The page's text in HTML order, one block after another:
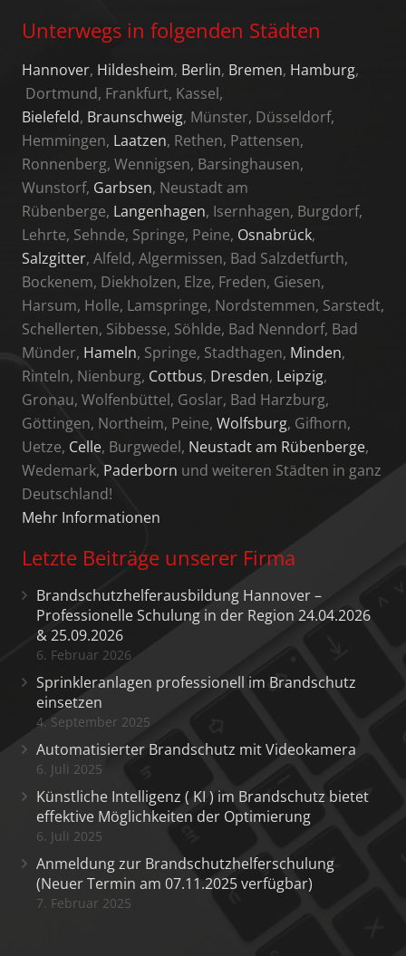
Unterwegs in folgenden Städten
Hannover, Hildesheim, Berlin, Bremen, Hamburg,
Dortmund, Frankfurt, Kassel,
Bielefeld, Braunschweig, Münster, Düsseldorf,
Hemmingen, Laatzen, Rethen, Pattensen,
Ronnenberg, Wennigsen, Barsinghausen,
Wunstorf, Garbsen, Neustadt am
Rübenberge, Langenhagen, Isernhagen, Burgdorf,
Lehrte, Sehnde, Springe, Peine, Osnabrück,
Salzgitter, Alfeld, Algermissen, Bad Salzdetfurth,
Bockenem, Diekholzen, Elze, Freden, Giesen,
Harsum, Holle, Lamspringe, Nordstemmen, Sarstedt,
Schellerten, Sibbesse, Söhlde, Bad Nenndorf, Bad
Münder, Hameln, Springe, Stadthagen, Minden,
Rinteln, Nienburg, Cottbus, Dresden, Leipzig,
Gronau, Wolfenbüttel, Goslar, Bad Harzburg,
Göttingen, Northeim, Peine, Wolfsburg, Gifhorn,
Uetze, Celle, Burgwedel, Neustadt am Rübenberge,
Wedemark, Paderborn und weiteren Städten in ganz
Deutschland!
Mehr Informationen
Letzte Beiträge unserer Firma
Brandschutzhelferausbildung Hannover –
Professionelle Schulung in der Region 24.04.2026
& 25.09.2026
6. Februar 2026
Sprinkleranlagen professionell im Brandschutz
einsetzen
4. September 2025
Automatisierter Brandschutz mit Videokamera
6. Juli 2025
Künstliche Intelligenz ( KI ) im Brandschutz bietet
effektive Möglichkeiten der Optimierung
6. Juli 2025
Anmeldung zur Brandschutzhelferschulung
(Neuer Termin am 07.11.2025 verfügbar)
7. Februar 2025